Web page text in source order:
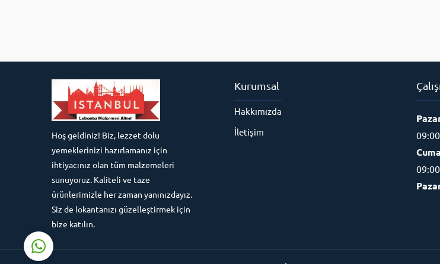
Hoş geldiniz! Biz, lezzet dolu
yemeklerinizi hazırlamanız için
ihtiyacınız olan tüm malzemeleri
sunuyoruz. Kaliteli ve taze
ürünlerimizle her zaman yanınızdayız.
Siz de lokantanızı güzelleştirmek için
bize katılın.
Kurumsal
Hakkımızda
İletişim
Süleyman Yıldız
Cevap Yaz